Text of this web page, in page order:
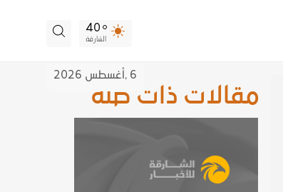
40
الشارقة
6 , أغسطس 2026
مقالات ذات صلة